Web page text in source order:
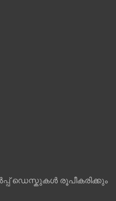
ഡെസ്കുകൾ രൂപീകരിക്കും